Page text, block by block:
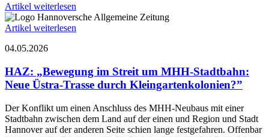
Artikel weiterlesen
Artikel weiterlesen
04.05.2026
HAZ: „Bewegung im Streit um MHH-Stadt­bahn:
Neue Üstra-Trasse durch Klein­garten­kolonien?”
Der Konflikt um einen Anschluss des MHH-Neubaus mit einer
Stadt­bahn zwischen dem Land auf der einen und Region und Stadt
Hannover auf der anderen Seite schien lange fest­gefahren. Offen­bar